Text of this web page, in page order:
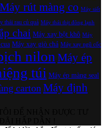
Máy rút màng co Máy siết
thái rau củ quả Máy thái thịt đông lạnh
chai Máy xay bột khô Máy
Máy xay giò chả Máy xay ngũ cốc
nilon Máy ép
túi Máy ép màng seal
carton Máy định